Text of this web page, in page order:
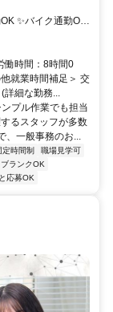
働時間：8時間0
就業時間補足＞ 交
詳細な勤務...
プル作業でも担当
るスタッフが多数
、一般事務のお...
定時間制
職場見学可
ブランクOK
応募OK